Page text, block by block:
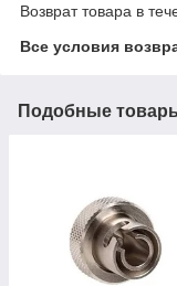
Возврат товара в
Все условия
Подобные